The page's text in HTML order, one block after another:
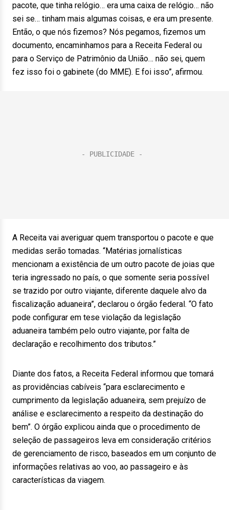
pacote, que tinha relógio… era uma caixa de relógio… não
sei se… tinham mais algumas coisas, e era um presente.
Então, o que nós fizemos? Nós pegamos, fizemos um
documento, encaminhamos para a Receita Federal ou
para o Serviço de Patrimônio da União… não sei, quem
fez isso foi o gabinete (do MME). E foi isso”, afirmou.
A Receita vai averiguar quem transportou o pacote e que
medidas serão tomadas. “Matérias jornalísticas
mencionam a existência de um outro pacote de joias que
teria ingressado no país, o que somente seria possível
se trazido por outro viajante, diferente daquele alvo da
fiscalização aduaneira”, declarou o órgão federal. “O fato
pode configurar em tese violação da legislação
aduaneira também pelo outro viajante, por falta de
declaração e recolhimento dos tributos.”
Diante dos fatos, a Receita Federal informou que tomará
as providências cabíveis “para esclarecimento e
cumprimento da legislação aduaneira, sem prejuízo de
análise e esclarecimento a respeito da destinação do
bem”. O órgão explicou ainda que o procedimento de
seleção de passageiros leva em consideração critérios
de gerenciamento de risco, baseados em um conjunto de
informações relativas ao voo, ao passageiro e às
características da viagem.